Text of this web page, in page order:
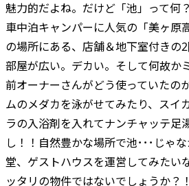
魅力的だよね。だけど「池」って何
車中泊キャンパーに人気の「美ヶ原
の場所にある、店舗＆地下室付きの
部屋が広い。デカい。そして何故か
前オーナーさんがどう使っていたの
ムのメダカを泳がせてみたり、ス
ラの入浴剤を入れてナンチャッテ足
し！！自然豊かな場所で池･･･じゃ
堂、ゲストハウスを運営してみたい
ッタリの物件ではないでしょうか？